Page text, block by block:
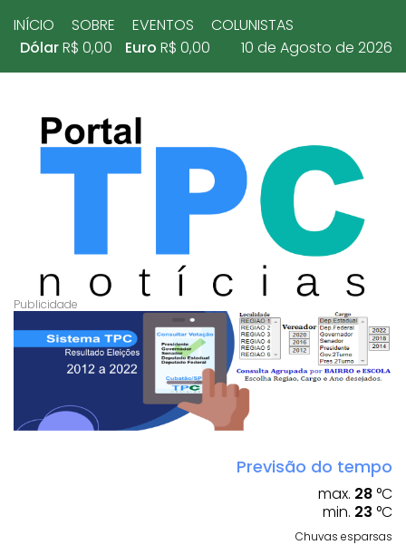
INÍCIO SOBRE EVENTOS
COLUNISTAS
DólarR$ 0,00 Euro R$ 0,00 10 de Agosto de 2026
Previsão do tempo
max. 28 °C
min. 23 °C
Chuvas esparsas